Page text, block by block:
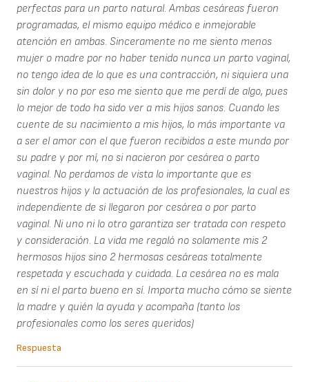
perfectas para un parto natural. Ambas cesáreas fueron
programadas, el mismo equipo médico e inmejorable
atención en ambas. Sinceramente no me siento menos
mujer o madre por no haber tenido nunca un parto vaginal,
no tengo idea de lo que es una contracción, ni siquiera una
sin dolor y no por eso me siento que me perdí de algo, pues
lo mejor de todo ha sido ver a mis hijos sanos. Cuando les
cuente de su nacimiento a mis hijos, lo más importante va
a ser el amor con el que fueron recibidos a este mundo por
su padre y por mí, no si nacieron por cesárea o parto
vaginal. No perdamos de vista lo importante que es
nuestros hijos y la actuación de los profesionales, la cual es
independiente de si llegaron por cesárea o por parto
vaginal. Ni uno ni lo otro garantiza ser tratada con respeto
y consideración. La vida me regaló no solamente mis 2
hermosos hijos sino 2 hermosas cesáreas totalmente
respetada y escuchada y cuidada. La cesárea no es mala
en sí ni el parto bueno en sí. Importa mucho cómo se siente
la madre y quién la ayuda y acompaña (tanto los
profesionales como los seres queridos)
Respuesta